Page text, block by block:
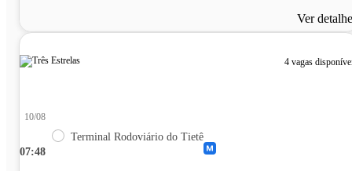
Ver
4 vagas
07:48
10/08
Terminal Rodoviário do Tietê